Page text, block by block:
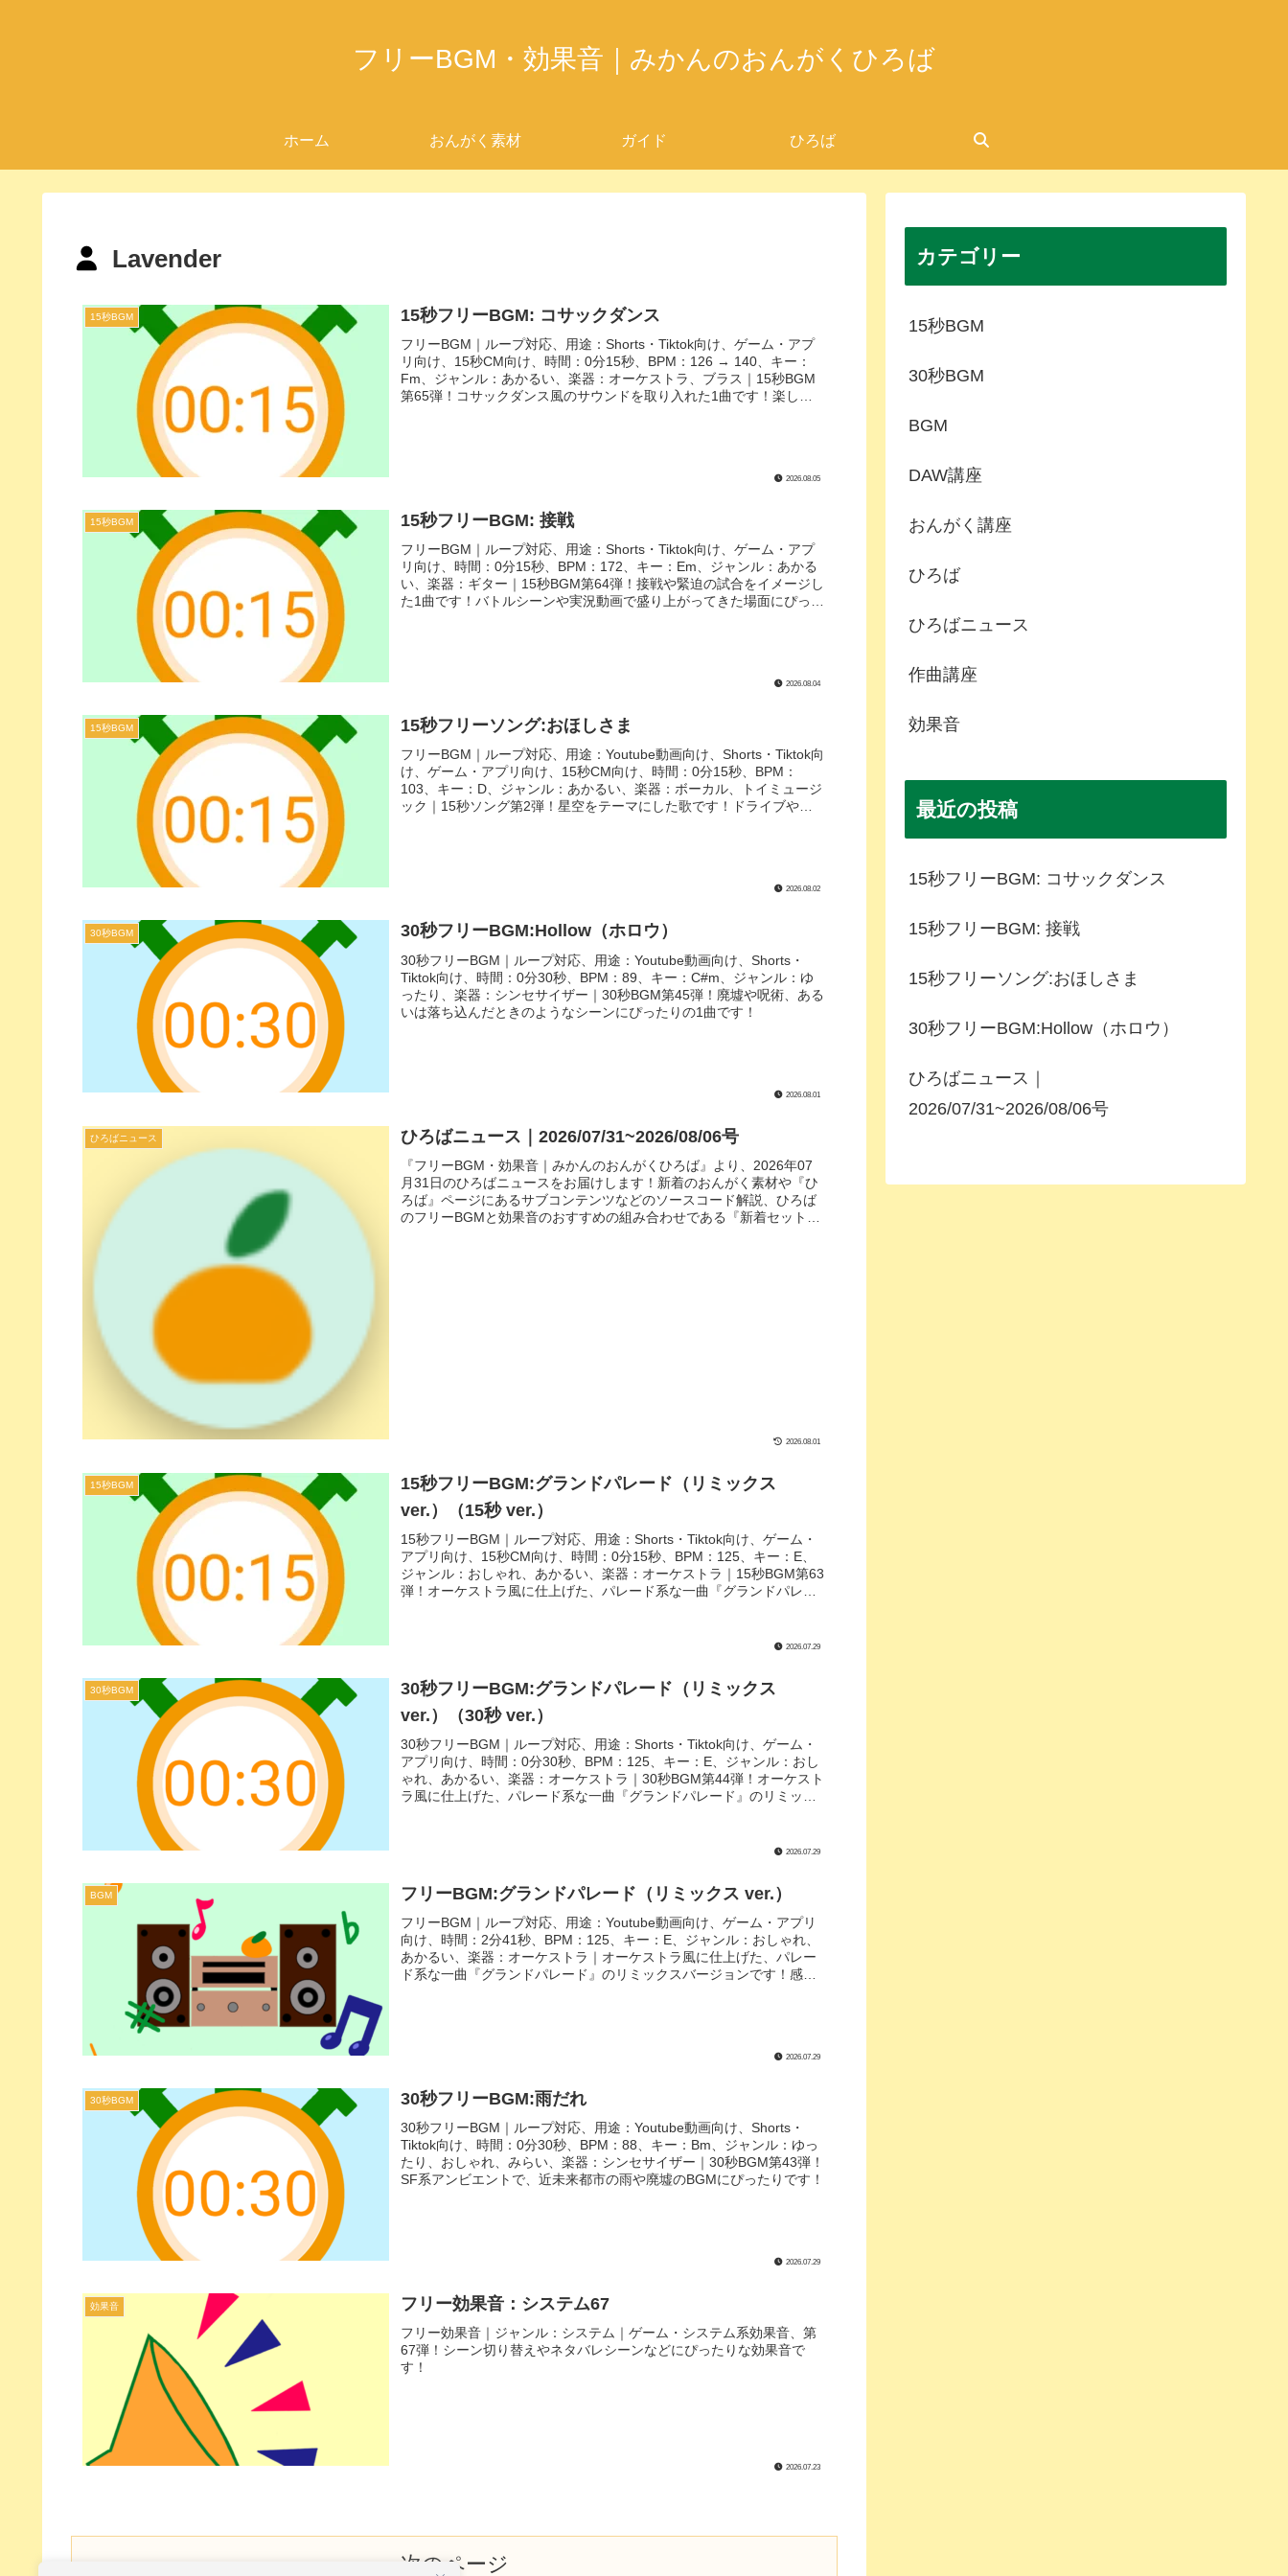
フリーBGM・効果音｜みかんのおんがくひろば
ホーム おんがく素材 ガイド ひろば
Lavender
15秒BGM 15秒フリーBGM: コサックダンス
フリーBGM｜ループ対応、用途：Shorts・Tiktok向け、ゲーム・アプ
リ向け、15秒CM向け、時間：0分15秒、BPM：126 → 140、キー：
Fm、ジャンル：あかるい、楽器：オーケストラ、ブラス｜15秒BGM
第65弾！コサックダンス風のサウンドを取り入れた1曲です！楽しい
2026.08.05
15秒BGM 15秒フリーBGM: 接戦
フリーBGM｜ループ対応、用途：Shorts・Tiktok向け、ゲーム・アプ
リ向け、時間：0分15秒、BPM：172、キー：Em、ジャンル：あかる
い、楽器：ギター｜15秒BGM第64弾！接戦や緊迫の試合をイメージし
た1曲です！バトルシーンや実況動画で盛り上がってきた場面にぴった
2026.08.04
15秒BGM 15秒フリーソング:おほしさま
フリーBGM｜ループ対応、用途：Youtube動画向け、Shorts・Tiktok向
け、ゲーム・アプリ向け、15秒CM向け、時間：0分15秒、BPM：
103、キー：D、ジャンル：あかるい、楽器：ボーカル、トイミュージ
ック｜15秒ソング第2弾！星空をテーマにした歌です！ドライブやキ
2026.08.02
30秒BGM 30秒フリーBGM:Hollow（ホロウ）
30秒フリーBGM｜ループ対応、用途：Youtube動画向け、Shorts・
Tiktok向け、時間：0分30秒、BPM：89、キー：C#m、ジャンル：ゆ
ったり、楽器：シンセサイザー｜30秒BGM第45弾！廃墟や呪術、ある
いは落ち込んだときのようなシーンにぴったりの1曲です！
2026.08.01
ひろばニュース ひろばニュース｜2026/07/31~2026/08/06号
『フリーBGM・効果音｜みかんのおんがくひろば』より、2026年07
月31日のひろばニュースをお届けします！新着のおんがく素材や『ひ
ろば』ページにあるサブコンテンツなどのソースコード解説、ひろば
のフリーBGMと効果音のおすすめの組み合わせである『新着セットリ
2026.08.01
15秒BGM
15秒フリーBGM:グランドパレード（リミックス
ver.）（15秒 ver.）
15秒フリーBGM｜ループ対応、用途：Shorts・Tiktok向け、ゲーム・
アプリ向け、15秒CM向け、時間：0分15秒、BPM：125、キー：E、
ジャンル：おしゃれ、あかるい、楽器：オーケストラ｜15秒BGM第63
弾！オーケストラ風に仕上げた、パレード系な一曲『グランドパレー
2026.07.29
30秒BGM
30秒フリーBGM:グランドパレード（リミックス
ver.）（30秒 ver.）
30秒フリーBGM｜ループ対応、用途：Shorts・Tiktok向け、ゲーム・
アプリ向け、時間：0分30秒、BPM：125、キー：E、ジャンル：おし
ゃれ、あかるい、楽器：オーケストラ｜30秒BGM第44弾！オーケスト
ラ風に仕上げた、パレード系な一曲『グランドパレード』のリミック
2026.07.29
BGM フリーBGM:グランドパレード（リミックス ver.）
フリーBGM｜ループ対応、用途：Youtube動画向け、ゲーム・アプリ
向け、時間：2分41秒、BPM：125、キー：E、ジャンル：おしゃれ、
あかるい、楽器：オーケストラ｜オーケストラ風に仕上げた、パレー
ド系な一曲『グランドパレード』のリミックスバージョンです！感謝
2026.07.29
30秒BGM 30秒フリーBGM:雨だれ
30秒フリーBGM｜ループ対応、用途：Youtube動画向け、Shorts・
Tiktok向け、時間：0分30秒、BPM：88、キー：Bm、ジャンル：ゆっ
たり、おしゃれ、みらい、楽器：シンセサイザー｜30秒BGM第43弾！
SF系アンビエントで、近未来都市の雨や廃墟のBGMにぴったりです！
2026.07.29
効果音 フリー効果音：システム67
フリー効果音｜ジャンル：システム｜ゲーム・システム系効果音、第
67弾！シーン切り替えやネタバレシーンなどにぴったりな効果音で
す！
2026.07.23
次のページ
カテゴリー
15秒BGM
30秒BGM
BGM
DAW講座
おんがく講座
ひろば
ひろばニュース
作曲講座
効果音
最近の投稿
15秒フリーBGM: コサックダンス
15秒フリーBGM: 接戦
15秒フリーソング:おほしさま
30秒フリーBGM:Hollow（ホロウ）
ひろばニュース｜
2026/07/31~2026/08/06号